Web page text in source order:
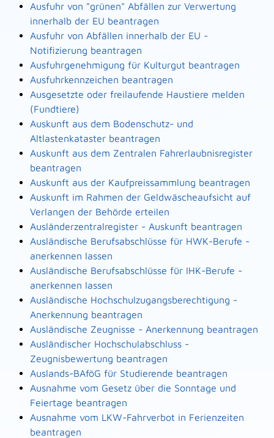
Ausfuhr von "grünen" Abfällen zur Verwertung
innerhalb der EU beantragen
Ausfuhr von Abfällen innerhalb der EU -
Notifizierung beantragen
Ausfuhrgenehmigung für Kulturgut beantragen
Ausfuhrkennzeichen beantragen
Ausgesetzte oder freilaufende Haustiere melden
(Fundtiere)
Auskunft aus dem Bodenschutz- und
Altlastenkataster beantragen
Auskunft aus dem Zentralen Fahrerlaubnisregister
beantragen
Auskunft aus der Kaufpreissammlung beantragen
Auskunft im Rahmen der Geldwäscheaufsicht auf
Verlangen der Behörde erteilen
Ausländerzentralregister - Auskunft beantragen
Ausländische Berufsabschlüsse für HWK-Berufe -
anerkennen lassen
Ausländische Berufsabschlüsse für IHK-Berufe -
anerkennen lassen
Ausländische Hochschulzugangsberechtigung -
Anerkennung beantragen
Ausländische Zeugnisse - Anerkennung beantragen
Ausländischer Hochschulabschluss -
Zeugnisbewertung beantragen
Auslands-BAföG für Studierende beantragen
Ausnahme vom Gesetz über die Sonntage und
Feiertage beantragen
Ausnahme vom LKW-Fahrverbot in Ferienzeiten
beantragen